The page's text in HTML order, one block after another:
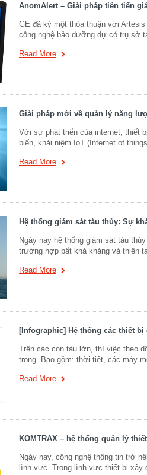
AnomAlert – Giải pháp tiên tiến
GE đã ký một thỏa thuận với
công nghệ bảo dưỡng dự có trụ sở
Read More
Giải pháp mới về quản lý năng
Với sự phát triển của internet, thiết
biến, khái niệm IoT (Internet of
Read More
Hệ thống giám sát tàu thủy: Sự
Ngày nay hệ thống giám sát tàu
trường hợp bất khả kháng và thiên
Read More
[Infographic] Hệ thống các thiết bị
Trên các con tàu lớn, thì việc theo
trọng. Bao gồm: thời tiết, các máy
Read More
KOMTRAX – hệ thống quản lý
Ngày nay, công nghệ thông tin trở
lĩnh vực. Trong lĩnh vực thiết bị xây